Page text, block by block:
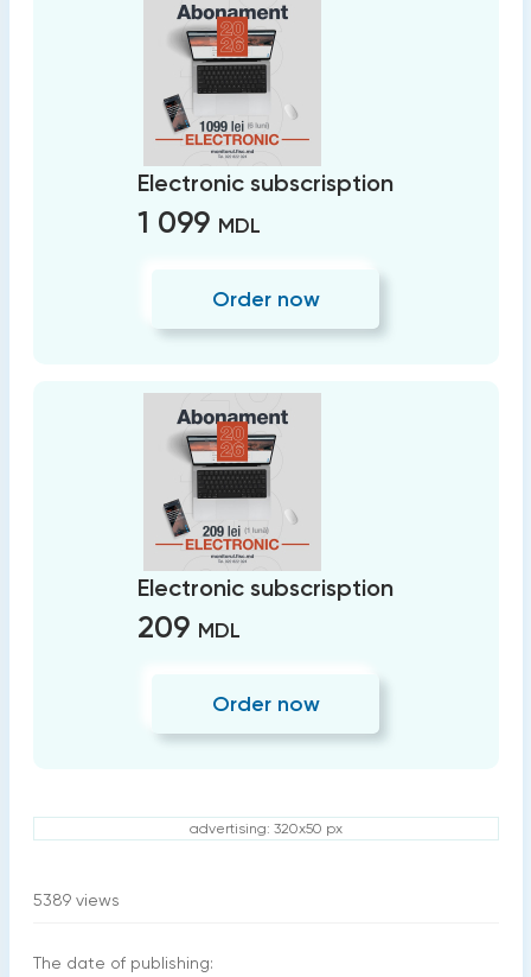
Electronic subscrisption
1 099 MDL
Order now
Electronic subscrisption
209 MDL
Order now
advertising: 320x50 px
5389 views
The date of publishing: